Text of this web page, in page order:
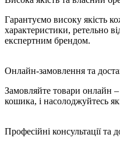
Гарантуємо високу якість
характеристики, ретельно
експертним брендом.
Онлайн-замовлення та
Замовляйте товари онлайн –
кошика, і насолоджуйтесь
Професійні консультації та